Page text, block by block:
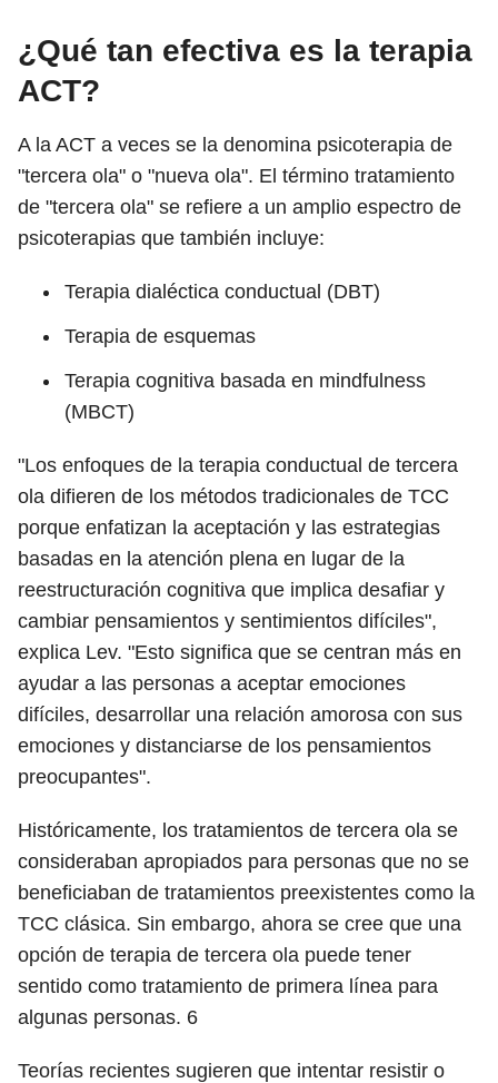
¿Qué tan efectiva es la terapia
ACT?
A la ACT a veces se la denomina psicoterapia de
"tercera ola" o "nueva ola". El término tratamiento
de "tercera ola" se refiere a un amplio espectro de
psicoterapias que también incluye:
Terapia dialéctica conductual (DBT)
Terapia de esquemas
Terapia cognitiva basada en mindfulness
(MBCT)
"Los enfoques de la terapia conductual de tercera
ola difieren de los métodos tradicionales de TCC
porque enfatizan la aceptación y las estrategias
basadas en la atención plena en lugar de la
reestructuración cognitiva que implica desafiar y
cambiar pensamientos y sentimientos difíciles",
explica Lev. "Esto significa que se centran más en
ayudar a las personas a aceptar emociones
difíciles, desarrollar una relación amorosa con sus
emociones y distanciarse de los pensamientos
preocupantes".
Históricamente, los tratamientos de tercera ola se
consideraban apropiados para personas que no se
beneficiaban de tratamientos preexistentes como la
TCC clásica. Sin embargo, ahora se cree que una
opción de terapia de tercera ola puede tener
sentido como tratamiento de primera línea para
algunas personas. 6
Teorías recientes sugieren que intentar resistir o